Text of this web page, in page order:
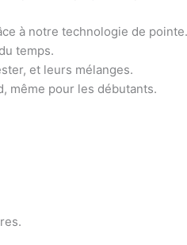
à notre technologie de pointe.
temps.
et leurs mélanges.
même pour les débutants.